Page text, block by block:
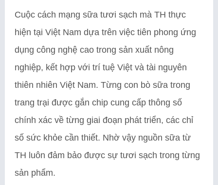
Cuộc cách mạng sữa tươi sạch mà TH thực
hiện tại Việt Nam dựa trên việc tiên phong ứng
dụng công nghệ cao trong sản xuất nông
nghiệp, kết hợp với trí tuệ Việt và tài nguyên
thiên nhiên Việt Nam. Từng con bò sữa trong
trang trại được gắn chip cung cấp thông số
chính xác về từng giai đoạn phát triển, các chỉ
số sức khỏe cần thiết. Nhờ vậy nguồn sữa từ
TH luôn đảm bảo được sự tươi sạch trong từng
sản phẩm.